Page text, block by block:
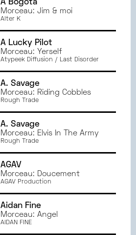
A Bogota
Morceau: Jim & moi
Alter K
A Lucky Pilot
Morceau: Yerself
Atypeek Diffusion / Last Disorder
A. Savage
Morceau: Riding Cobbles
Rough Trade
A. Savage
Morceau: Elvis In The Army
Rough Trade
AGAV
Morceau: Doucement
AGAV Production
Aidan Fine
Morceau: Angel
AIDAN FINE